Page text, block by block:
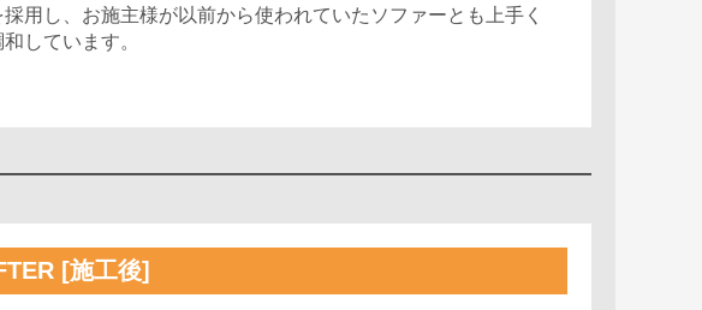
用し、お施主様が以前から使われていたソファーとも上手く
和しています。
[施工後]